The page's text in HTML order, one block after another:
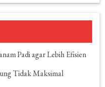
Padi agar Lebih Efisien
Tidak Maksimal